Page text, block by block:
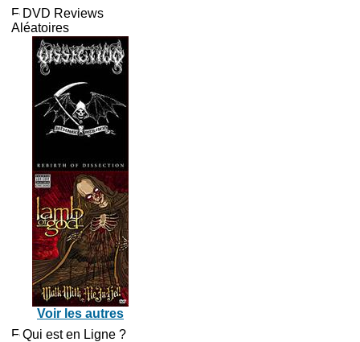
DVD Reviews
Aléatoires
Voir les autres
Qui est en Ligne ?